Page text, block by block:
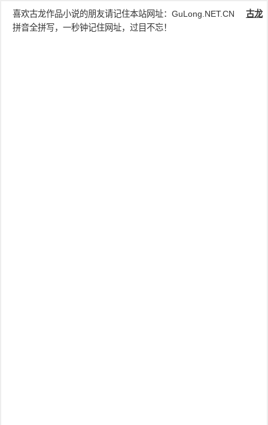
喜欢古龙作品小说的朋友请记住本站网址： GuLong.NET.CN
古龙
拼音全拼写，一秒钟记住网址，过目不忘！